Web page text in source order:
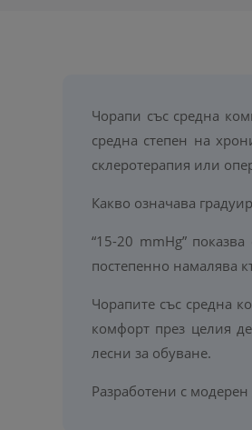
Чорапи със средна
средна степен на
склеротерапия или
Какво означава
“15-20 mmHg”
постепенно намалява
Чорапите със средна
комфорт през целия
лесни за обуване.
Разработени с